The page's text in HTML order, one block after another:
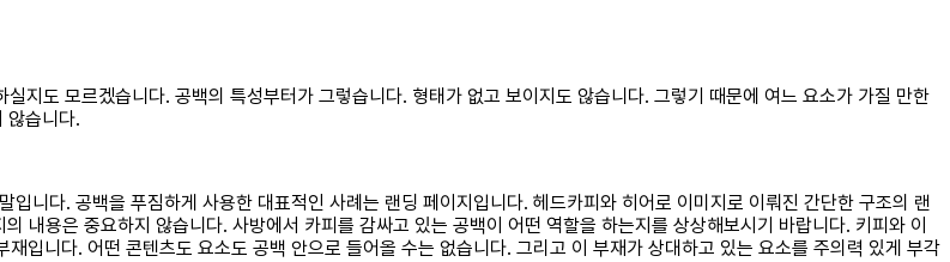
도 모르겠습니다. 공백의 특성부터가 그렇습니다. 형태가 없고 보이지도 않습니다. 그렇기 때문에 여느 요소가 가질 만한
않습니다.
니다. 공백을 푸짐하게 사용한 대표적인 사례는 랜딩 페이지입니다. 헤드카피와 히어로 이미지로 이뤄진 간단한 구조의 랜
내용은 중요하지 않습니다. 사방에서 카피를 감싸고 있는 공백이 어떤 역할을 하는지를 상상해보시기 바랍니다. 키피와 이
입니다. 어떤 콘텐츠도 요소도 공백 안으로 들어올 수는 없습니다. 그리고 이 부재가 상대하고 있는 요소를 주의력 있게 부각